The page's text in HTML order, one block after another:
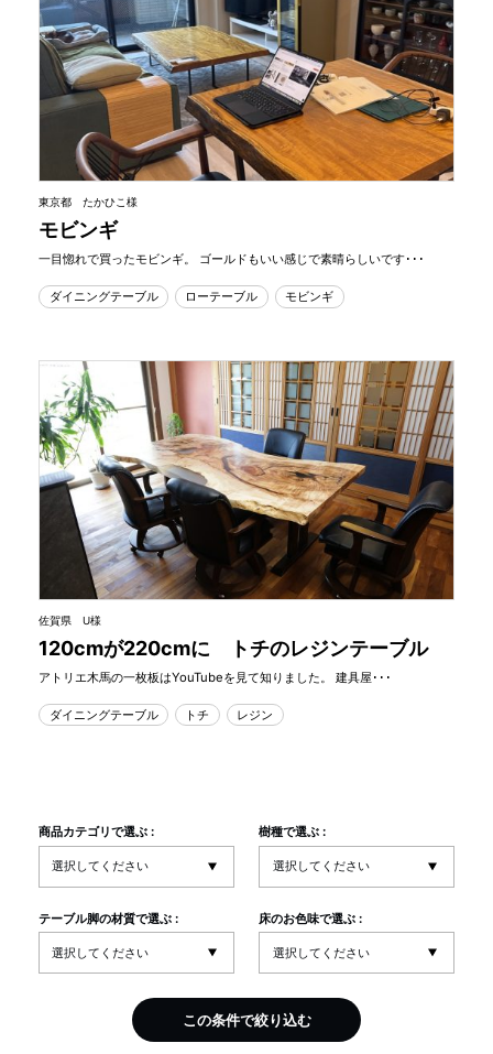
東京都 たかひこ様
モビンギ
一目惚れで買ったモビンギ。 ゴールドもいい感じで素晴らしいです･･･
ダイニングテーブル ローテーブル モビンギ
佐賀県 U様
120cmが220cmに トチのレジンテーブル
アトリエ木馬の一枚板はYouTubeを見て知りました。 建具屋･･･
ダイニングテーブル トチ レジン
商品カテゴリで選ぶ : 樹種で選ぶ :
テーブル脚の材質で選ぶ : 床のお色味で選ぶ :
この条件で絞り込む